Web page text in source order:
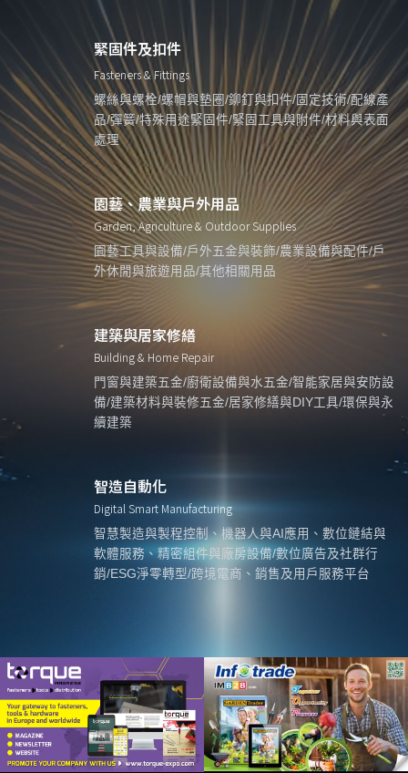
緊固件及扣件
Fasteners & Fittings
螺絲與螺栓/螺帽與墊圈/鉚釘與扣件/固定技術/配線產
品/彈簧/特殊用途緊固件/緊固工具與附件/材料與表面
處理
園藝、農業與戶外用品
Garden, Agriculture & Outdoor Supplies
園藝工具與設備/戶外五金與裝飾/農業設備與配件/戶
外休閒與旅遊用品/其他相關用品
建築與居家修繕
Building & Home Repair
門窗與建築五金/廚衛設備與水五金/智能家居與安防設
備/建築材料與裝修五金/居家修繕與DIY工具/環保與永
續建築
智造自動化
Digital Smart Manufacturing
智慧製造與製程控制、機器人與AI應用、數位鏈結與
軟體服務、精密組件與廠房設備/數位廣告及社群行
銷/ESG淨零轉型/跨境電商、銷售及用戶服務平台